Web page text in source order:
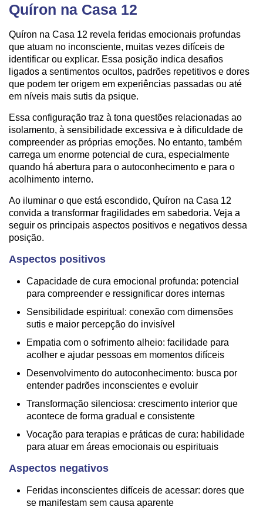
Quíron na Casa 12
Quíron na Casa 12 revela feridas emocionais profundas
que atuam no inconsciente, muitas vezes difíceis de
identificar ou explicar. Essa posição indica desafios
ligados a sentimentos ocultos, padrões repetitivos e dores
que podem ter origem em experiências passadas ou até
em níveis mais sutis da psique.
Essa configuração traz à tona questões relacionadas ao
isolamento, à sensibilidade excessiva e à dificuldade de
compreender as próprias emoções. No entanto, também
carrega um enorme potencial de cura, especialmente
quando há abertura para o autoconhecimento e para o
acolhimento interno.
Ao iluminar o que está escondido, Quíron na Casa 12
convida a transformar fragilidades em sabedoria. Veja a
seguir os principais aspectos positivos e negativos dessa
posição.
Aspectos positivos
Capacidade de cura emocional profunda: potencial
para compreender e ressignificar dores internas
Sensibilidade espiritual: conexão com dimensões
sutis e maior percepção do invisível
Empatia com o sofrimento alheio: facilidade para
acolher e ajudar pessoas em momentos difíceis
Desenvolvimento do autoconhecimento: busca por
entender padrões inconscientes e evoluir
Transformação silenciosa: crescimento interior que
acontece de forma gradual e consistente
Vocação para terapias e práticas de cura: habilidade
para atuar em áreas emocionais ou espirituais
Aspectos negativos
Feridas inconscientes difíceis de acessar: dores que
se manifestam sem causa aparente